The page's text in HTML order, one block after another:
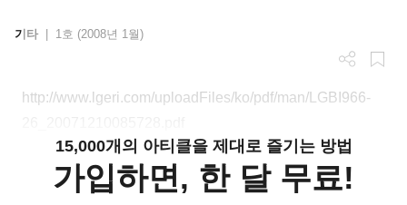
기타 1호 (2008년 1월)
http://www.lgeri.com/uploadFiles/ko/pdf/man/LGBI966-
15,000개의 아티클을 제대로 즐기는 방법
가입하면, 한 달 무료!